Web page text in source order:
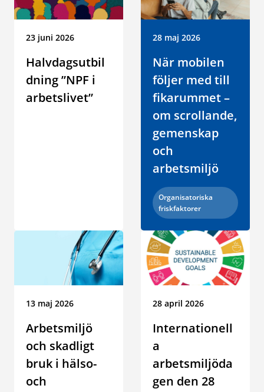
Datum:
23 juni 2026
Halvdagsutbil
dning ”NPF i
arbetslivet”
Datum:
28 maj 2026
När mobilen
följer med till
fikarummet –
om scrollande,
gemenskap
och
arbetsmiljö
Kategori:
Organisatoriska
friskfaktorer
Datum:
13 maj 2026
Arbetsmiljö
och skadligt
bruk i hälso-
och
Datum:
28 april 2026
Internationell
a
arbetsmiljöda
gen den 28